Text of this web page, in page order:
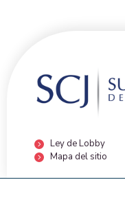
Ley de Lobby
Mapa del sitio